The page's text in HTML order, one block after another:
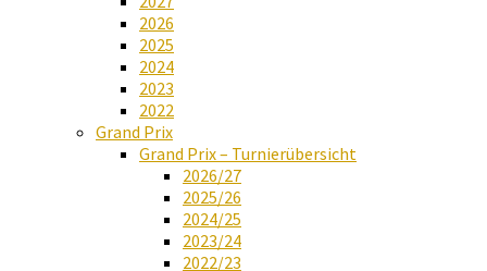
2026
2025
2024
2023
2022
Grand Prix
Grand Prix – Turnierübersicht
2026/27
2025/26
2024/25
2023/24
2022/23